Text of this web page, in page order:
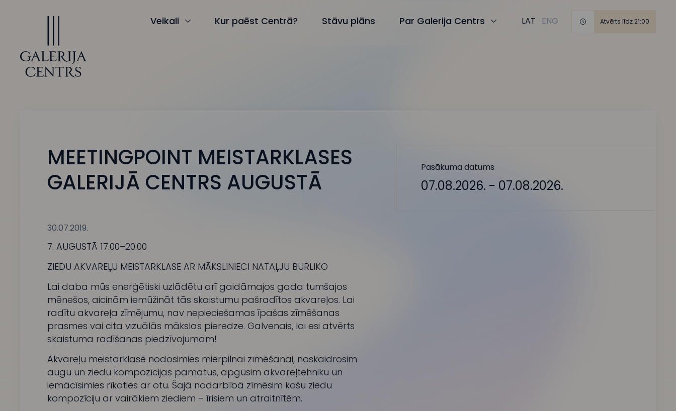
Veikali Kur paēst Centrā? Stāvu plāns Par Galerija Centrs LAT ENG Atvērts līdz 21:00
MEETINGPOINT MEISTARKLASES
GALERIJĀ CENTRS AUGUSTĀ
30.07.2019.
7. AUGUSTĀ 17.00–20.00
ZIEDU AKVAREĻU MEISTARKLASE AR MĀKSLINIECI NATAĻJU BURLIKO
Lai daba mūs enerģētiski uzlādētu arī gaidāmajos gada tumšajos
mēnešos, aicinām iemūžināt tās skaistumu pašradītos akvareļos. Lai
radītu akvareļa zīmējumu, nav nepieciešamas īpašas zīmēšanas
prasmes vai cita vizuālās mākslas pieredze. Galvenais, lai esi atvērts
skaistuma radīšanas piedzīvojumam!
Akvareļu meistarklasē nodosimies mierpilnai zīmēšanai, noskaidrosim
augu un ziedu kompozīcijas pamatus, apgūsim akvareļtehniku un
iemācīsimies rīkoties ar otu. Šajā nodarbībā zīmēsim košu ziedu
kompozīciju ar vairākiem ziediem – īrisiem un atraitnītēm.
Pasākuma datums
07.08.2026. - 07.08.2026.